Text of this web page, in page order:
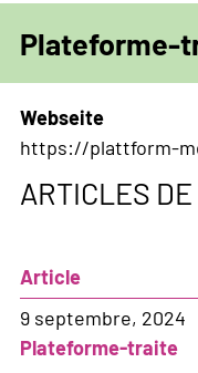
Plateforme-
Webseite
https://plattform-
ARTICLES
Article
9 septembre, 2024
Plateforme-traite